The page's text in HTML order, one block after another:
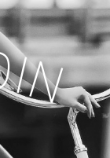
i
n